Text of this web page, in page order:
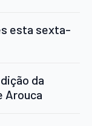
esta sexta-
da
Arouca